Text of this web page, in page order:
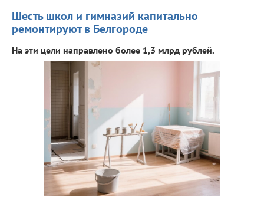
Шесть школ и гимназий капитально
ремонтируют в Белгороде
На эти цели направлено более 1,3 млрд рублей.